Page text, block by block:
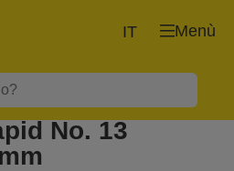
Menù
IT
No. 13